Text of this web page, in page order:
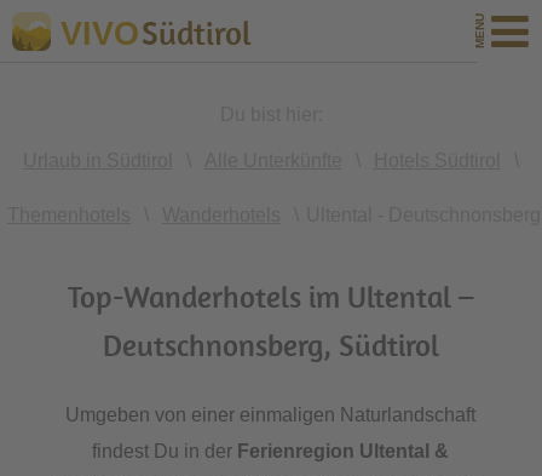
VIVOSüdtirol
Top-Wanderhotels im Ultental –
Deutschnonsberg, Südtirol
Umgeben von einer einmaligen Naturlandschaft
findest Du in der Ferienregion Ultental &